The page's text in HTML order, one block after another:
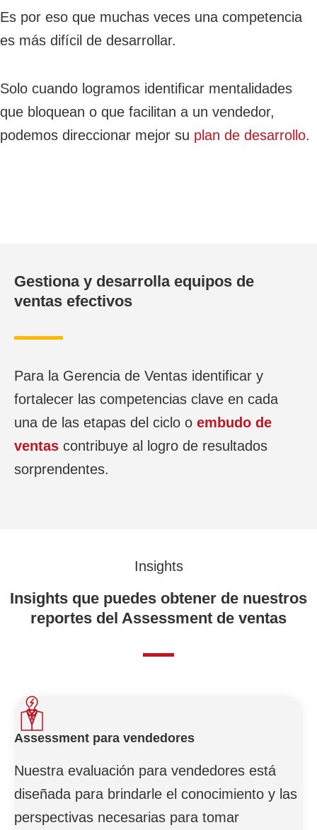
Es por eso que muchas veces una competencia
es más difícil de desarrollar.
Solo cuando logramos identificar mentalidades
que bloquean o que facilitan a un vendedor,
podemos direccionar mejor su plan de desarrollo.
Gestiona y desarrolla equipos de
ventas efectivos
Para la Gerencia de Ventas identificar y
fortalecer las competencias clave en cada
una de las etapas del ciclo o embudo de
ventas contribuye al logro de resultados
sorprendentes.
Insights
Insights que puedes obtener de nuestros
reportes del Assessment de ventas
Assessment para vendedores
Nuestra evaluación para vendedores está
diseñada para brindarle el conocimiento y las
perspectivas necesarias para tomar